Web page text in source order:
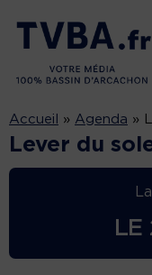
Accueil » Agenda »
Lever du
LE